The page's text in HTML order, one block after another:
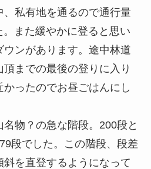
、私有地を通るので通行量
また緩やかに登ると思い
ウンがあります。途中林道
までの最後の登りに入り
かったのでお昼ごはんにし
物？の急な階段。200段と
段でした。この階段、段差
を直登するようになって